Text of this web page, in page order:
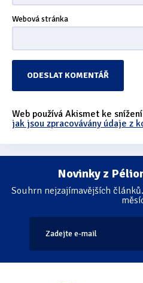
Webová stránka
Web používá Akismet ke
jak jsou zpracovávány údaje z
Novinky z
Souhrn nejzajímavějších